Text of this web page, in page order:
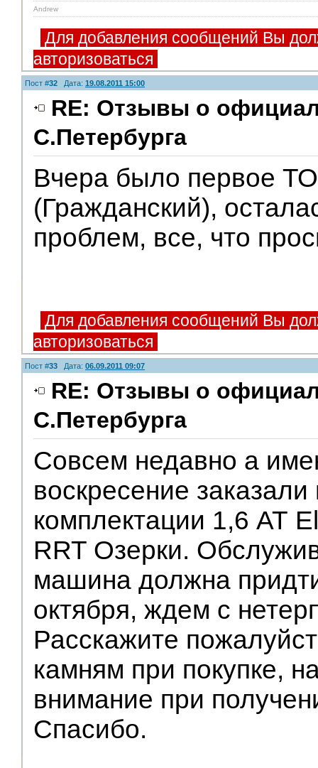
Andrew
Для добавления сообщений Вы
авторизоваться
Пост #32 Дата: 19.08.2011 15:00
RE: Отзывы о
С.Петербурга
Вчера было первое
(Гражданский),
проблем, все, что
Для добавления сообщений Вы
авторизоваться
Пост #33 Дата: 06.09.2011 09:07
RE: Отзывы о
С.Петербурга
Совсем недавно а
воскресение заказали
комплектации 1,6 АТ
RRT Озерки.
машина должна
октября, ждем с
Расскажите
камням при покупке,
внимание при
Спасибо.